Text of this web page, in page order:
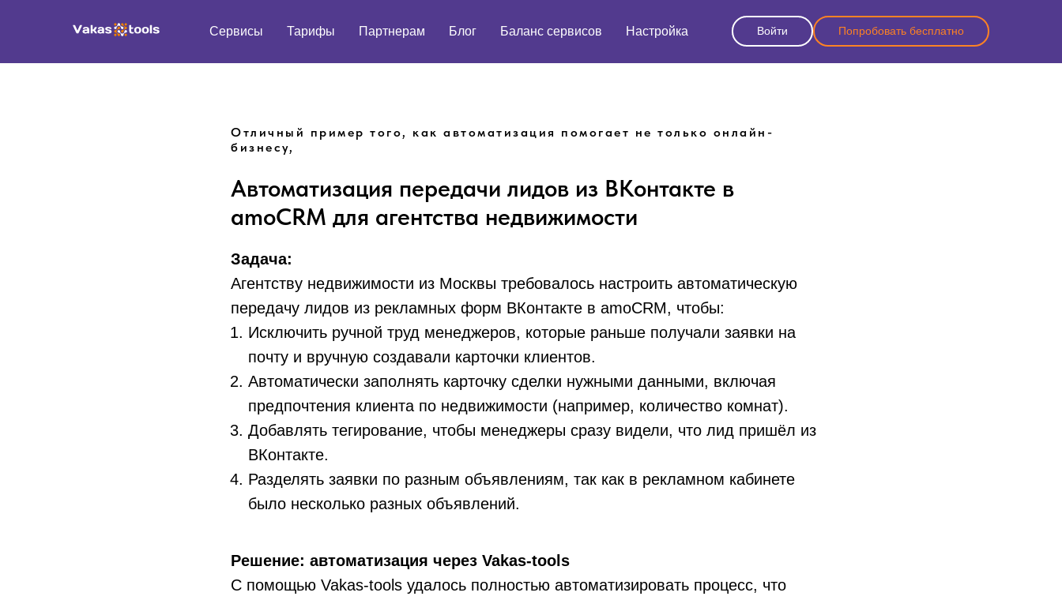
Сервисы Тарифы Партнерам Блог Баланс сервисов Настройка Войти Попробовать бесплатно
Отличный пример того, как автоматизация помогает не только онлайн-
бизнесу,
Автоматизация передачи лидов из ВКонтакте в
amoCRM для агентства недвижимости
Задача:
Агентству недвижимости из Москвы требовалось настроить автоматическую
передачу лидов из рекламных форм ВКонтакте в amoCRM, чтобы:
Исключить ручной труд менеджеров, которые раньше получали заявки на
почту и вручную создавали карточки клиентов.
Автоматически заполнять карточку сделки нужными данными, включая
предпочтения клиента по недвижимости (например, количество комнат).
Добавлять тегирование, чтобы менеджеры сразу видели, что лид пришёл из
ВКонтакте.
Разделять заявки по разным объявлениям, так как в рекламном кабинете
было несколько разных объявлений.
Решение: автоматизация через Vakas-tools
С помощью Vakas-tools удалось полностью автоматизировать процесс, что